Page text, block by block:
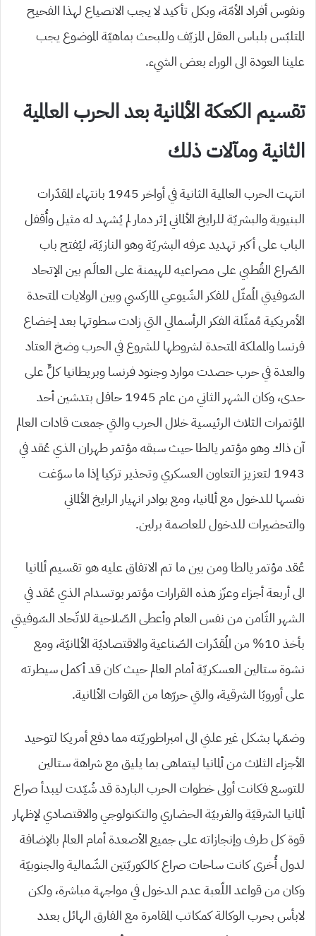
ونفوس أفراد الأمّة، وبكل تأكيد لا يجب الانصياع لهذا الفحيح
المتلبّس بلباس العقل المزيّف وللبحث بماهيّة الموضوع يجب
علينا العودة الى الوراء بعض الشيء.
تقسيم الكعكة الألمانية بعد الحرب العالمية
الثانية ومآلات ذلك
انتهت الحرب العالمية الثانية في أواخر 1945 بانتهاء المقدّرات
البنيوية والبشريّة للرايخ الألماني إثر دمار لم يُشهد له مثيل وأُقفل
الباب على أكبر تهديد عرفه البشريّة وهو النازيّة، ليُفتح باب
الصّراع القُطبي على مصراعيه للهيمنة على العالَم بين الإتحاد
السّوفيتي المُمثّل للفكر الشّيوعي الماركسي وبين الولايات المتحدة
الأمريكية مُمثّلة الفكر الرأسمالي التي زادت سطوتها بعد إخضاع
فرنسا والمملكة المتحدة لشروطها للشروع في الحرب وضخ العتاد
والعدة في حرب حصدت موارد وجنود فرنسا وبريطانيا كلٌّ على
حدى، وكان الشهر الثاني من عام 1945 حافل بتدشين أحد
المؤتمرات الثلاث الرئيسية خلال الحرب والتي جمعت قادات العالم
آن ذاك وهو مؤتمر يالطا حيث سبقه مؤتمر طهران الذي عُقد في
1943 لتعزيز التعاون العسكري وتحذير تركيا إذا ما سوّغت
نفسها للدخول مع ألمانيا، ومع بوادر انهيار الرايخ الألماني
والتحضيرات للدخول للعاصمة برلين.
عُقد مؤتمر يالطا ومن بين ما تم الاتفاق عليه هو تقسيم ألمانيا
الى أربعة أجزاء وعزّز هذه القرارات مؤتمر بوتسدام الذي عُقد في
الشهر الثّامن من نفس العام وأعطى الصّلاحية للاتّحاد السّوفيتي
بأخذ 10% من المُقدّرات الصّناعية والاقتصاديّة الألمانيّة، ومع
نشوة ستالين العسكريّة أمام العالم حيث كان قد أكمل سيطرته
على أوروبّا الشرقية، والتي حررّها من القوات الألمانية.
وضمّها بشكل غير علني الى امبراطوريّته مما دفع أمريكا لتوحيد
الأجزاء الثلاث من ألمانيا ليتماهى بما يليق مع شراهة ستالين
للتوسع فكانت أولى خطوات الحرب الباردة قد شُيّدت ليبدأ صراع
ألمانيا الشرقيّة والغربيّة الحضاري والتكنولوجي والاقتصادي لإظهار
قوة كل طرف وإنجازاته على جميع الأصعدة أمام العالم بالإضافة
لدول أُخرى كانت ساحات صراع كالكوريّتين الشّمالية والجنوبيّة
وكان من قواعد اللّعبة عدم الدخول في مواجهة مباشرة، ولكن
لابأس بحرب الوكالة كمكاتب المقامرة مع الفارق الهائل بعدد